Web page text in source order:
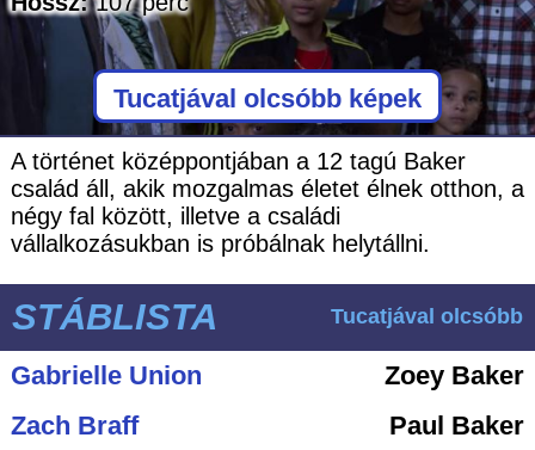
Tucatjával olcsóbb képek
A történet középpontjában a 12 tagú Baker
család áll, akik mozgalmas életet élnek otthon, a
négy fal között, illetve a családi
vállalkozásukban is próbálnak helytállni.
STÁBLISTA Tucatjával olcsóbb
Gabrielle Union
Zoey Baker
Zach Braff
Paul Baker